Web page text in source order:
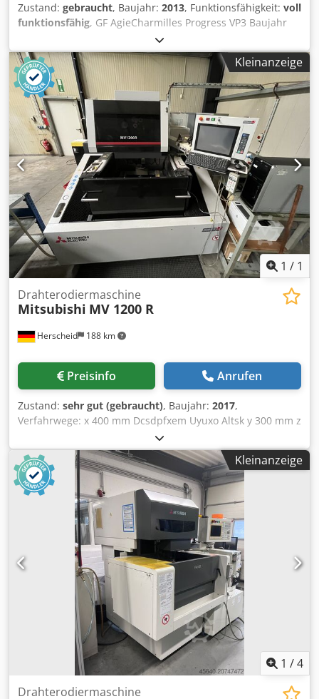
Zustand: gebraucht, Baujahr: 2013, Funktionsfähigkeit: voll
funktionsfähig, GF AgieCharmilles Progress VP3 Baujahr
2013 Verfahrwege: X= 500 mm, Y= 350 mm, Z= 426 mm
Verfahrwege U/V-Achse: +/- 70 mm Maximale Konizität: 30°
bei 100 mm Höhe Dcodpfxszcdtxe Altsk Verfügbare
Drahtdurchmesser: 0,15 – 0,33 mm Wasserbadmaschine
mit automatischer Drahteinfädelung und
Kleinanzeige
1 / 1
Herscheid 188 km
Drahterodiermaschine
Mitsubishi MV 1200 R
Preisinfo Anrufen
Zustand: sehr gut (gebraucht), Baujahr: 2017,
Verfahrwege: x 400 mm Dcsdpfxem Uyuxo Altsk y 300 mm z
220 mm Verschleißfreien Tubular Direktantrieb Wasserbad
inkl. Kühler Automatische Drahteinfädelung
Kleinanzeige
1 /4
Drahterodiermaschine